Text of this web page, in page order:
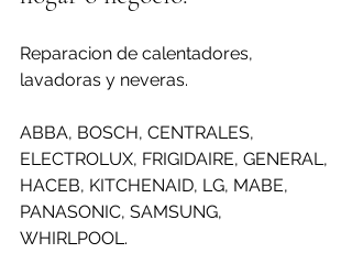
Reparacion de calentadores,
lavadoras y neveras.
ABBA, BOSCH, CENTRALES,
ELECTROLUX, FRIGIDAIRE, GENERAL,
HACEB, KITCHENAID, LG, MABE,
PANASONIC, SAMSUNG,
WHIRLPOOL.